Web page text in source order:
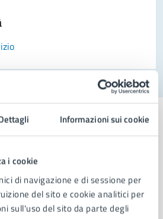
Informazioni sui cookie
i cookie
di navigazione e di sessione per
del sito e cookie analitici per
sull'uso del sito da parte degli